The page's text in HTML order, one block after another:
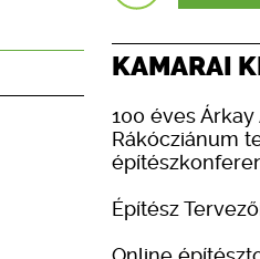
KAMARAI
100 éves Árkay
Rákócziánum
Építész